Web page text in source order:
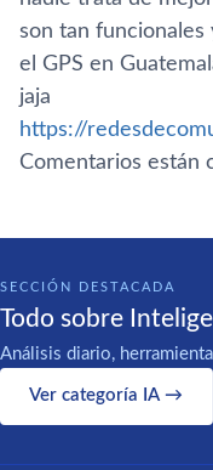
son tan funcionales
el GPS en
jaja
https://
Comentarios están
SECCIÓN DESTACADA
Todo sobre
Análisis diario,
Ver categoría IA →